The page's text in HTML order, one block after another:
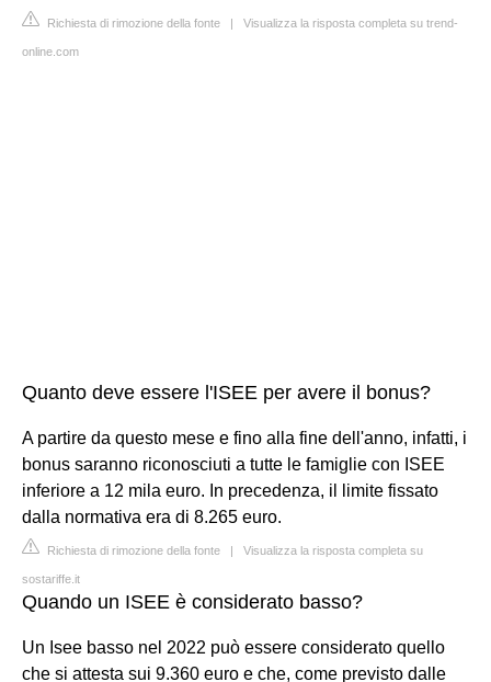
Richiesta di rimozione della fonte | Visualizza la risposta completa su trend-
online.com
Quanto deve essere l'ISEE per avere il bonus?
A partire da questo mese e fino alla fine dell'anno, infatti, i
bonus saranno riconosciuti a tutte le famiglie con ISEE
inferiore a 12 mila euro. In precedenza, il limite fissato
dalla normativa era di 8.265 euro.
Richiesta di rimozione della fonte | Visualizza la risposta completa su
sostariffe.it
Quando un ISEE è considerato basso?
Un Isee basso nel 2022 può essere considerato quello
che si attesta sui 9.360 euro e che, come previsto dalle